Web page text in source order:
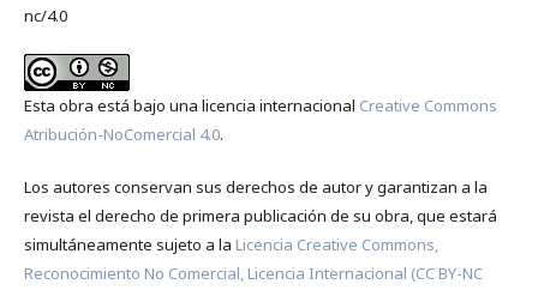
nc/4.0
Esta obra está bajo una licencia internacional Creative Commons
Atribución-NoComercial 4.0.
Los autores conservan sus derechos de autor y garantizan a la
revista el derecho de primera publicación de su obra, que estará
simultáneamente sujeto a la Licencia Creative Commons,
Reconocimiento No Comercial, Licencia Internacional (CC BY-NC